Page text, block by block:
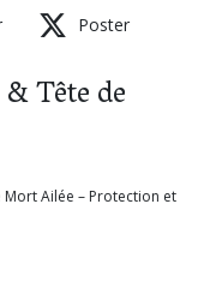
Poster
Tête de
Ailée – Protection et